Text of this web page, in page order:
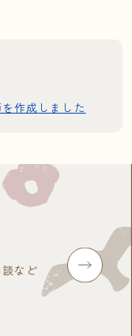
作成しました
など